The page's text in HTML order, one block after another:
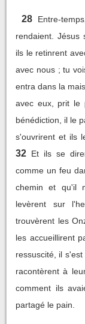
28
Entre-
rendaient. Jésus
ils le retinrent
avec nous ; tu
entra dans la
avec eux, prit le
bénédiction, il le
s'ouvrirent et ils
32 Et ils se
comme un feu
chemin et qu'il
levèrent sur
trouvèrent les
les accueillirent
ressuscité, il s'est
racontèrent à
comment ils
partagé le pain.